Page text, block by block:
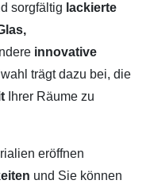
sorgfältig lackierte
innovative
trägt dazu bei, die
Ihrer Räume zu
eröffnen
und Sie können